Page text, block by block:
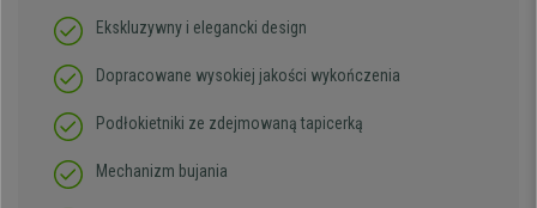
Ekskluzywny i elegancki design
Dopracowane wysokiej jakości wykończenia
Podłokietniki ze zdejmowaną tapicerką
Mechanizm bujania